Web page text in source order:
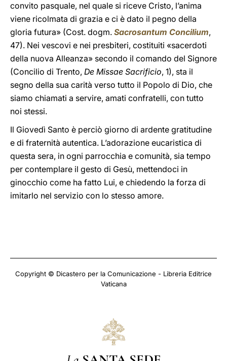
convito pasquale, nel quale si riceve Cristo, l’anima
viene ricolmata di grazia e ci è dato il pegno della
gloria futura» (Cost. dogm. Sacrosantum Concilium,
47). Nei vescovi e nei presbiteri, costituiti «sacerdoti
della nuova Alleanza» secondo il comando del Signore
(Concilio di Trento, De Missae Sacrificio, 1), sta il
segno della sua carità verso tutto il Popolo di Dio, che
siamo chiamati a servire, amati confratelli, con tutto
noi stessi.
Il Giovedì Santo è perciò giorno di ardente gratitudine
e di fraternità autentica. L’adorazione eucaristica di
questa sera, in ogni parrocchia e comunità, sia tempo
per contemplare il gesto di Gesù, mettendoci in
ginocchio come ha fatto Lui, e chiedendo la forza di
imitarlo nel servizio con lo stesso amore.
Copyright © Dicastero per la Comunicazione - Libreria Editrice
Vaticana